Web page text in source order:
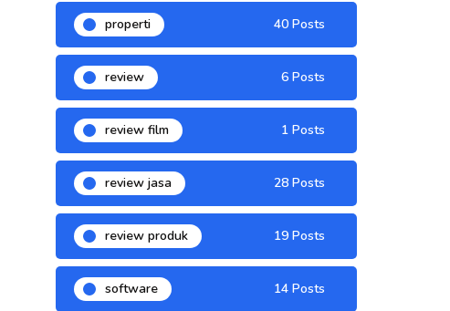
properti 40 Posts
review 6 Posts
review film 1 Posts
review jasa 28 Posts
review produk 19 Posts
software 14 Posts